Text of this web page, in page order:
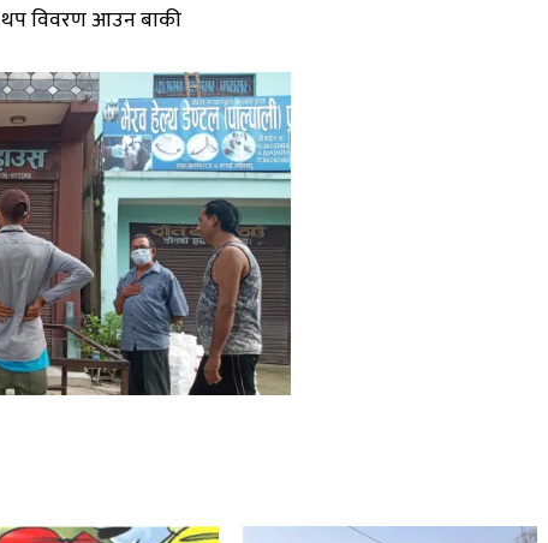
थप विवरण आउन बाकी